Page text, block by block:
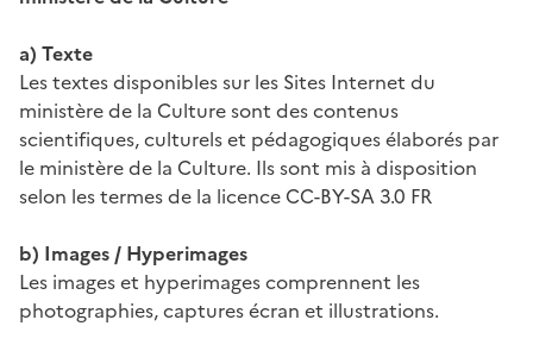
a) Texte
Les textes disponibles sur les Sites Internet du
ministère de la Culture sont des contenus
scientifiques, culturels et pédagogiques élaborés par
le ministère de la Culture. Ils sont mis à disposition
selon les termes de la licence CC-BY-SA 3.0 FR
b) Images / Hyperimages
Les images et hyperimages comprennent les
photographies, captures écran et illustrations.